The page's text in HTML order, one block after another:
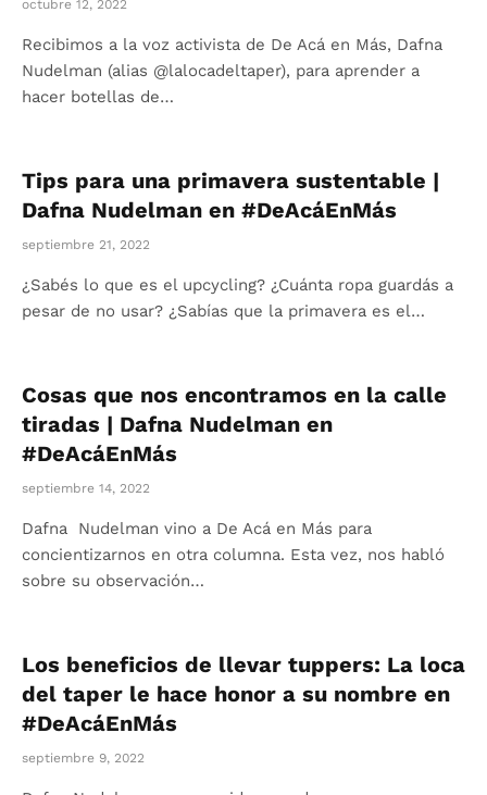
octubre 12, 2022
Recibimos a la voz activista de De Acá en Más, Dafna
Nudelman (alias @lalocadeltaper), para aprender a
hacer botellas de…
Tips para una primavera sustentable |
Dafna Nudelman en #DeAcáEnMás
septiembre 21, 2022
¿Sabés lo que es el upcycling? ¿Cuánta ropa guardás a
pesar de no usar? ¿Sabías que la primavera es el…
Cosas que nos encontramos en la calle
tiradas | Dafna Nudelman en
#DeAcáEnMás
septiembre 14, 2022
Dafna Nudelman vino a De Acá en Más para
concientizarnos en otra columna. Esta vez, nos habló
sobre su observación…
Los beneficios de llevar tuppers: La loca
del taper le hace honor a su nombre en
#DeAcáEnMás
septiembre 9, 2022